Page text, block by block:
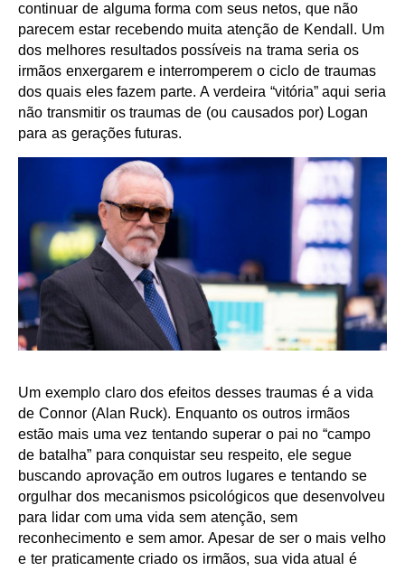
continuar de alguma forma com seus netos, que não
parecem estar recebendo muita atenção de Kendall. Um
dos melhores resultados possíveis na trama seria os
irmãos enxergarem e interromperem o ciclo de traumas
dos quais eles fazem parte. A verdeira “vitória” aqui seria
não transmitir os traumas de (ou causados por) Logan
para as gerações futuras.
Um exemplo claro dos efeitos desses traumas é a vida
de Connor (Alan Ruck). Enquanto os outros irmãos
estão mais uma vez tentando superar o pai no “campo
de batalha” para conquistar seu respeito, ele segue
buscando aprovação em outros lugares e tentando se
orgulhar dos mecanismos psicológicos que desenvolveu
para lidar com uma vida sem atenção, sem
reconhecimento e sem amor. Apesar de ser o mais velho
e ter praticamente criado os irmãos, sua vida atual é